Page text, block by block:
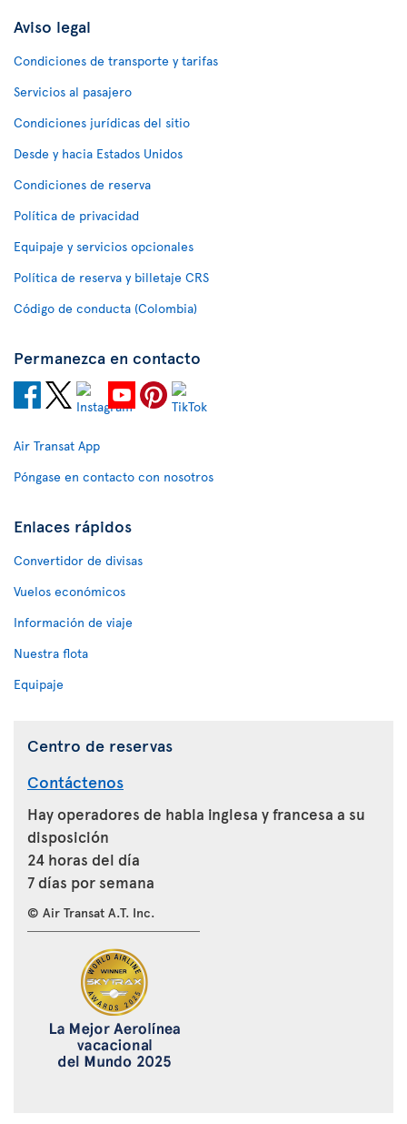
Aviso legal
Condiciones de transporte y tarifas
Servicios al pasajero
Condiciones jurídicas del sitio
Desde y hacia Estados Unidos
Condiciones de reserva
Política de privacidad
Equipaje y servicios opcionales
Política de reserva y billetaje CRS
Código de conducta (Colombia)
Permanezca en contacto
Air Transat App
Póngase en contacto con nosotros
Enlaces rápidos
Convertidor de divisas
Vuelos económicos
Información de viaje
Nuestra flota
Equipaje
Centro de reservas
Contáctenos
Hay operadores de habla inglesa y francesa a su
disposición
24 horas del día
7 días por semana
© Air Transat A.T. Inc.